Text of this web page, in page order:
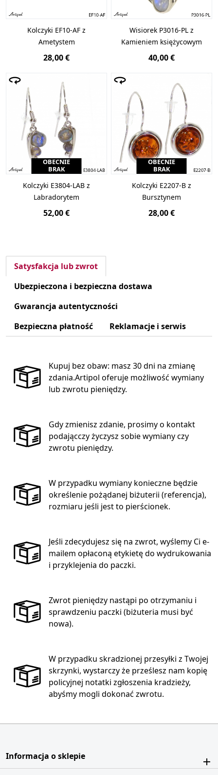
Kolczyki EF10-AF z
Ametystem
28,00 €
Wisiorek P3016-PL z
Kamieniem księżycowym
40,00 €
OBECNIE
BRAK
Kolczyki E3804-LAB z
Labradorytem
52,00 €
OBECNIE
BRAK
Kolczyki E2207-B z
Bursztynem
28,00 €
Satysfakcja lub zwrot
Ubezpieczona i bezpieczna dostawa
Gwarancja autentyczności
Bezpieczna płatność
Reklamacje i serwis
Kupuj bez obaw: masz 30 dni na zmianę
zdania.Artipol oferuje możliwość wymiany
lub zwrotu pieniędzy.
Gdy zmienisz zdanie, prosimy o kontakt
podającczy życzysz sobie wymiany czy
zwrotu pieniędzy.
W przypadku wymiany konieczne będzie
określenie pożądanej biżuterii (referencja),
rozmiaru jeśli jest to pierścionek.
Jeśli zdecydujesz się na zwrot, wyślemy Ci e-
mailem opłaconą etykietę do wydrukowania
i przyklejenia do paczki.
Zwrot pieniędzy nastąpi po otrzymaniu i
sprawdzeniu paczki (biżuteria musi być
nowa).
W przypadku skradzionej przesyłki z Twojej
skrzynki, wystarczy że prześlesz nam kopię
policyjnej notatki zgłoszenia kradzieży,
abyśmy mogli dokonać zwrotu.
Informacja o sklepie